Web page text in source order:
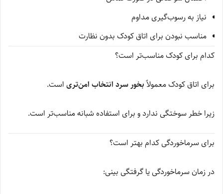
نیاز به رسوب‌گیری مداوم
مناسب نبودن برای اتاق کودک بدون نظارت
کدام برای کودک مناسب‌تر است؟
برای اتاق کودک معمولاًبخور سرد انتخاب امن‌تری است.
زیرا خطر سوختگی ندارد و برای استفاده شبانه مناسب‌تر است.
برای سرماخوردگی کدام بهتر است؟
در زمان سرماخوردگی یا گرفتگی بینی: